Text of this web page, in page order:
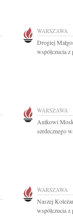
WARSZAWA
Drogiej
współczucia
WARSZAWA
Antkowi
serdecznego
WARSZAWA
Naszej
współczucia